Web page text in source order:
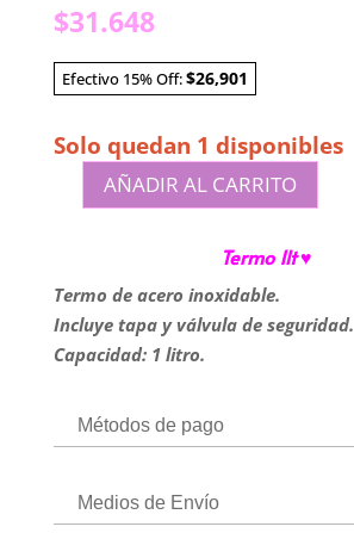
$31.648
Efectivo 15% Off:$26,901
Solo quedan 1 disponibles
Termo
cantidad
AÑADIR AL CARRITO
Termo 1lt ♥
Termo de acero inoxidable.
Incluye tapa y válvula de seguridad.
Capacidad: 1 litro.
Métodos de pago
Medios de Envío